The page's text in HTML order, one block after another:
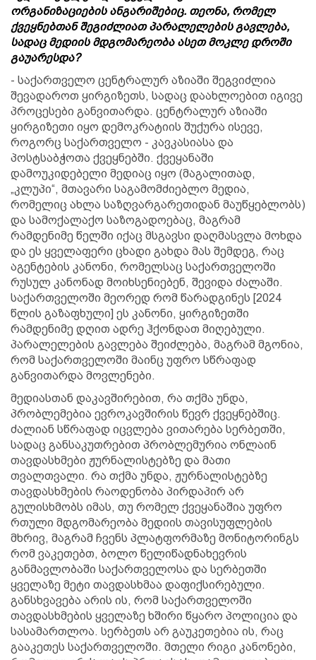
ორგანიზაციების ანგარიშებიც. თეონა, რომელ
ქვეყნებთან შეგიძლიათ პარალელების გავლება,
სადაც მედიის მდგომარეობა ასეთ მოკლე დროში
გაუარესდა?
- საქართველო ცენტრალურ აზიაში შეგვიძლია
შევადაროთ ყირგიზეთს, სადაც დაახლოებით იგივე
პროცესები განვითარდა. ცენტრალურ აზიაში
ყირგიზეთი იყო დემოკრატიის შუქურა ისევე,
როგორც საქართველო - კავკასიასა და
პოსტსაბჭოთა ქვეყნებში. ქვეყანაში
დამოუკიდებელი მედიაც იყო (მაგალითად,
„კლუპი“, მთავარი საგამომძიებლო მედია,
რომელიც ახლა საზღვარგარეთიდან მაუწყებლობს)
და სამოქალაქო საზოგადოებაც, მაგრამ
რამდენიმე წელში იქაც მსგავსი დაღმასვლა მოხდა
და ეს ყველაფერი ცხადი გახდა მას შემდეგ, რაც
აგენტების კანონი, რომელსაც საქართველოში
რუსულ კანონად მოიხსენიებენ, შევიდა ძალაში.
საქართველოში მეორედ რომ წარადგინეს [2024
წლის გაზაფხული] ეს კანონი, ყირგიზეთში
რამდენიმე დღით ადრე ჰქონდათ მიღებული.
პარალელების გავლება შეიძლება, მაგრამ მგონია,
რომ საქართველოში მაინც უფრო სწრაფად
განვითარდა მოვლენები.
მედიასთან დაკავშირებით, რა თქმა უნდა,
პრობლემებია ევროკავშირის წევრ ქვეყნებშიც.
ძალიან სწრაფად იცვლება ვითარება სერბეთში,
სადაც განსაკუთრებით პრობლემურია ონლაინ
თავდასხმები ჟურნალისტებზე და მათი
თვალთვალი. რა თქმა უნდა, ჟურნალისტებზე
თავდასხმების რაოდენობა პირდაპირ არ
გულისხმობს იმას, თუ რომელ ქვეყანაშია უფრო
რთული მდგომარეობა მედიის თავისუფლების
მხრივ, მაგრამ ჩვენს პლატფორმაზე მონიტორინგს
რომ ვაკეთებთ, ბოლო წელიწადნახევრის
განმავლობაში საქართველოსა და სერბეთში
ყველაზე მეტი თავდასხმაა დაფიქსირებული.
განსხვავება არის ის, რომ საქართველოში
თავდასხმების ყველაზე ხშირი წყარო პოლიცია და
სასამართლოა. სერბეთს არ გაუკეთებია ის, რაც
გააკეთეს საქართველოში. მთელი რიგი კანონები,